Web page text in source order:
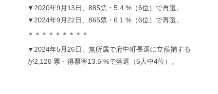
▼2020年9月13日、885票・5.4 %（6位）で再選。
▼2024年9月22日、865票・6.1 %（6位）で再選。
＊＊＊＊＊＊＊＊＊
▼2024年5月26日、無所属で府中町長選に立候補する
が2,120 票・得票率13.5 %で落選（5人中4位）。